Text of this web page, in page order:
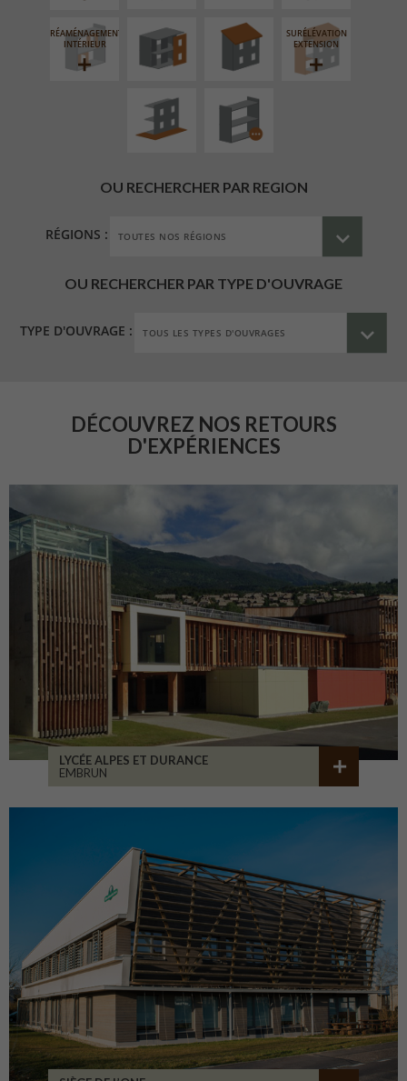
RÉAMÉNAGEMENT
INTÉRIEUR
SURÉLÉVATION
EXTENSION
AMÉNAGEMENT
EXTÉRIEUR
PROCÉDÉ
PARTICULIER
OU RECHERCHER PAR REGION
RÉGIONS :
OU RECHERCHER PAR TYPE D'OUVRAGE
TYPE D'OUVRAGE :
DÉCOUVREZ NOS RETOURS
D'EXPÉRIENCES
LYCÉE ALPES ET DURANCE
EMBRUN